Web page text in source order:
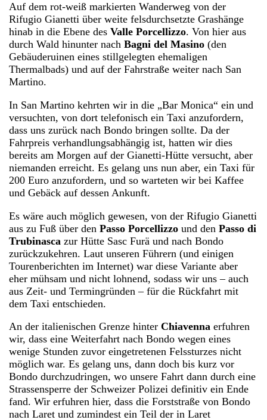
Auf dem rot-weiß markierten Wanderweg von der
Rifugio Gianetti über weite felsdurchsetzte Grashänge
hinab in die Ebene desValle Porcellizzo. Von hier aus
durch Wald hinunter nachBagni del Masino (den
Gebäuderuinen eines stillgelegten ehemaligen
Thermalbads) und auf der Fahrstraße weiter nach San
Martino.
In San Martino kehrten wir in die „Bar Monica“ ein und
versuchten, von dort telefonisch ein Taxi anzufordern,
dass uns zurück nach Bondo bringen sollte. Da der
Fahrpreis verhandlungsabhängig ist, hatten wir dies
bereits am Morgen auf der Gianetti-Hütte versucht, aber
niemanden erreicht. Es gelang uns nun aber, ein Taxi für
200 Euro anzufordern, und so warteten wir bei Kaffee
und Gebäck auf dessen Ankunft.
Es wäre auch möglich gewesen, von der Rifugio Gianetti
aus zu Fuß über denPasso Porcellizzo und denPasso di
Trubinasca zur Hütte Sasc Furä und nach Bondo
zurückzukehren. Laut unseren Führern (und einigen
Tourenberichten im Internet) war diese Variante aber
eher mühsam und nicht lohnend, sodass wir uns – auch
aus Zeit- und Termingründen – für die Rückfahrt mit
dem Taxi entschieden.
An der italienischen Grenze hinterChiavenna erfuhren
wir, dass eine Weiterfahrt nach Bondo wegen eines
wenige Stunden zuvor eingetretenen Felssturzes nicht
möglich war. Es gelang uns, dann doch bis kurz vor
Bondo durchzudringen, wo unsere Fahrt dann durch eine
Strassensperre der Schweizer Polizei definitiv ein Ende
fand. Wir erfuhren hier, dass die Forststraße von Bondo
nach Laret und zumindest ein Teil der in Laret